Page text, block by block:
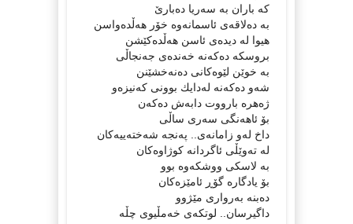
كه‌ باران به‌ سه‌ریا ده‌بارێ
به‌ ده‌لاقه‌ی ئاسمانه‌وه‌ خۆر هه‌ڵده‌واسن
هیوا له‌ دیده‌ی ئاسن هه‌ڵده‌كێشن
بروسكه‌ ده‌كه‌نه‌ خه‌نده‌ی جه‌نجاڵی
به‌ خوێن لێوه‌كانی ده‌نه‌خشێنن
شه‌و ده‌كه‌نه‌ له‌دایك بوونی كه‌نیزه‌و
ژه‌هره‌ بارووت دابه‌ش ده‌كه‌ن
بۆ ئاهه‌نگی سه‌ری ساڵی
داخ له‌و زامانه‌ی.. په‌نجه‌ شه‌خته‌ییه‌كان
له‌ ته‌وێڵی ئاگردانه‌ كوژاوه‌كان
به‌ لاسكی ووشكه‌وه‌ بوو
بۆ یادگاره‌ گۆڕ ئامێزه‌كان
ده‌بنه‌ به‌رواری مێژوو
داگیرسان.. لوتكه‌ی خه‌مڵیوی چڵه‌